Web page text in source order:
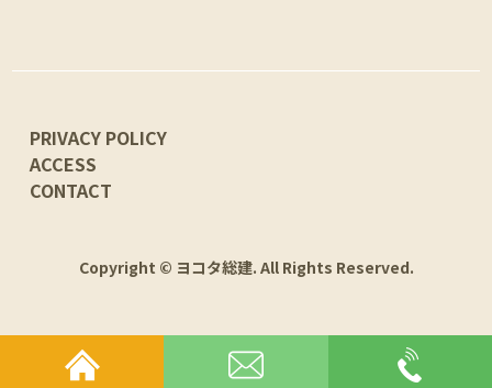
PRIVACY POLICY
ACCESS
CONTACT
Copyright © ヨコタ総建. All Rights Reserved.